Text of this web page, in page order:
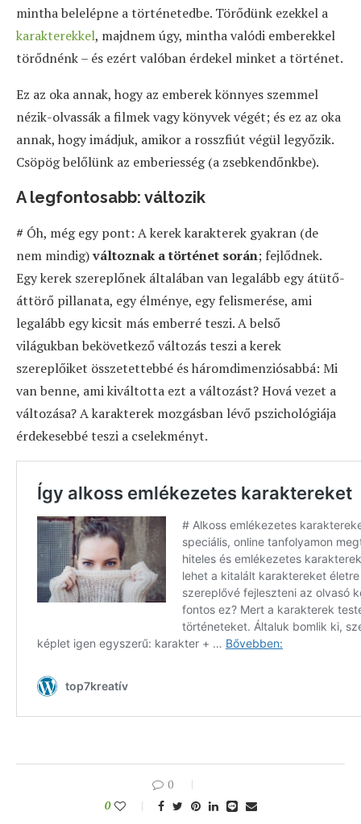
mintha belelépne a történetedbe. Törődünk ezekkel a
karakterekkel, majdnem úgy, mintha valódi emberekkel
törődnénk – és ezért valóban érdekel minket a történet.
Ez az oka annak, hogy az emberek könnyes szemmel
nézik-olvassák a filmek vagy könyvek végét; és ez az oka
annak, hogy imádjuk, amikor a rosszfiút végül legyőzik.
Csöpög belőlünk az emberiesség (a zsebkendőnkbe).
A legfontosabb: változik
# Óh, még egy pont: A kerek karakterek gyakran (de
nem mindig)változnak a történet során; fejlődnek.
Egy kerek szereplőnek általában van legalább egy átütő-
áttörő pillanata, egy élménye, egy felismerése, ami
legalább egy kicsit más emberré teszi. A belső
világukban bekövetkező változás teszi a kerek
szereplőiket összetettebbé és háromdimenziósabbá: Mi
van benne, ami kiváltotta ezt a változást? Hová vezet a
változása? A karakterek mozgásban lévő pszichológiája
érdekesebbé teszi a cselekményt.
0
0